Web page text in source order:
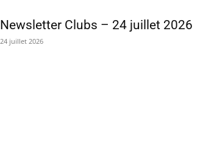
Newsletter Clubs – 24 juillet 2026
24 juillet 2026